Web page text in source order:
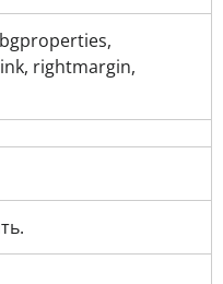
rightmargin,